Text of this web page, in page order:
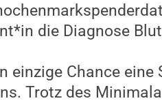
die Diagnose
einzige Chance
Trotz des